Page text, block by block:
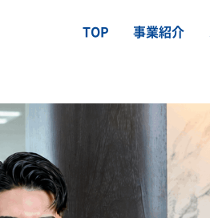
TOP 事業紹介